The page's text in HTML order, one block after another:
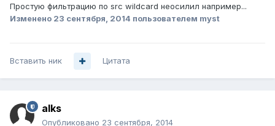
Простую фильтрацию по src wildcard неосилил например...
Изменено 23 сентября, 2014 пользователем myst
Вставить ник Цитата
alks
Опубликовано 23 сентября, 2014